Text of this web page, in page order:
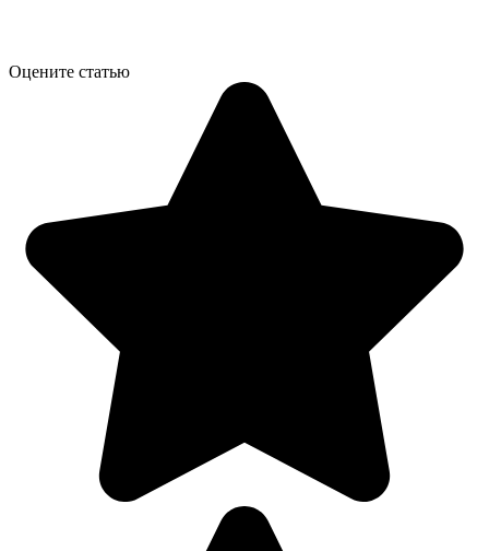
Оцените статью